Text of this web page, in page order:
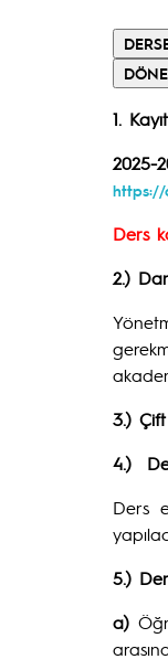
1.
2025-
https://
Ders
2.)
3.)
4.)
Ders
5.)
a)